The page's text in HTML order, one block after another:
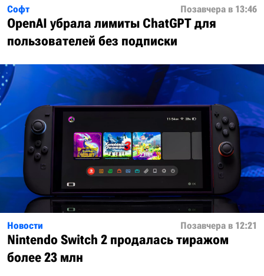
Софт Позавчера в 13:46
OpenAI убрала лимиты ChatGPT для
пользователей без подписки
Новости Позавчера в 12:21
Nintendo Switch 2 продалась тиражом
более 23 млн